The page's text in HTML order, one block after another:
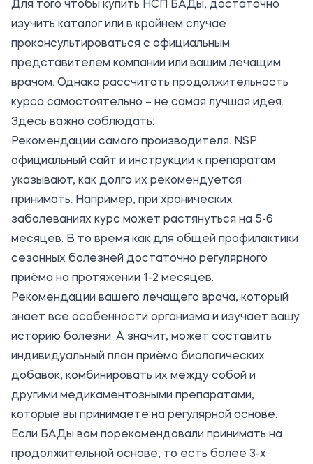
Для того чтобы купить НСП БАДы, достаточно
изучить каталог или в крайнем случае
проконсультироваться с официальным
представителем компании или вашим лечащим
врачом. Однако рассчитать продолжительность
курса самостоятельно – не самая лучшая идея.
Здесь важно соблюдать:
Рекомендации самого производителя. NSP
официальный сайт и инструкции к препаратам
указывают, как долго их рекомендуется
принимать. Например, при хронических
заболеваниях курс может растянуться на 5-6
месяцев. В то время как для общей профилактики
сезонных болезней достаточно регулярного
приёма на протяжении 1-2 месяцев.
Рекомендации вашего лечащего врача, который
знает все особенности организма и изучает вашу
историю болезни. А значит, может составить
индивидуальный план приёма биологических
добавок, комбинировать их между собой и
другими медикаментозными препаратами,
которые вы принимаете на регулярной основе.
Если БАДы вам порекомендовали принимать на
продолжительной основе, то есть более 3-х